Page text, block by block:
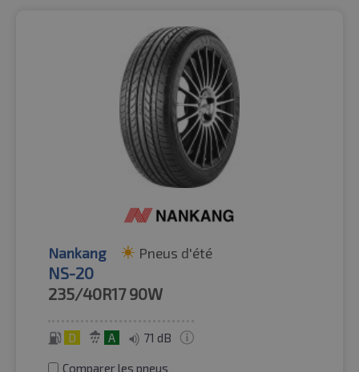
Nankang Pneus d'été
NS-20
235/40R17 90W
D A 71 dB
Comparer les pneus